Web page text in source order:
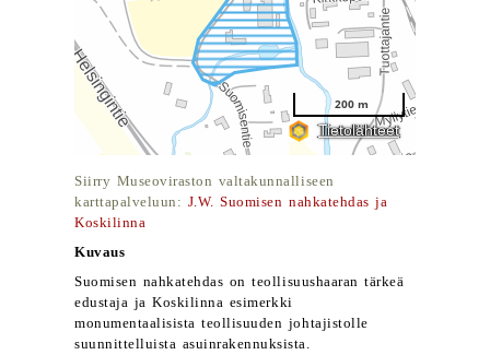
Siirry Museoviraston valtakunnalliseen
karttapalveluun: J.W. Suomisen nahkatehdas ja
Koskilinna
Kuvaus
Suomisen nahkatehdas on teollisuushaaran tärkeä
edustaja ja Koskilinna esimerkki
monumentaalisista teollisuuden johtajistolle
suunnittelluista asuinrakennuksista.